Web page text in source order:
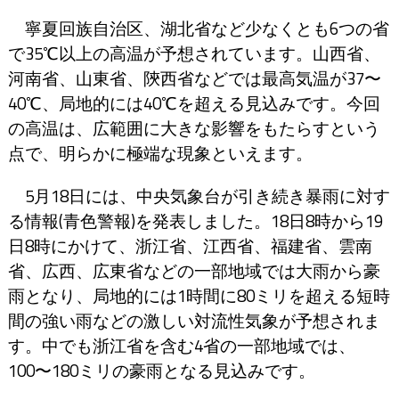
寧夏回族自治区、湖北省など少なくとも6つの省
で35℃以上の高温が予想されています。山西省、
河南省、山東省、陝西省などでは最高気温が37〜
40℃、局地的には40℃を超える見込みです。今回
の高温は、広範囲に大きな影響をもたらすという
点で、明らかに極端な現象といえます。
5月18日には、中央気象台が引き続き暴雨に対す
る情報(青色警報)を発表しました。18日8時から19
日8時にかけて、浙江省、江西省、福建省、雲南
省、広西、広東省などの一部地域では大雨から豪
雨となり、局地的には1時間に80ミリを超える短時
間の強い雨などの激しい対流性気象が予想されま
す。中でも浙江省を含む4省の一部地域では、
100〜180ミリの豪雨となる見込みです。